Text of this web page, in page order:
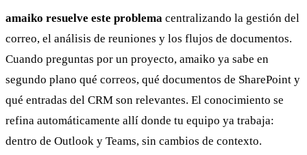
amaiko resuelve este problema centralizando la gestión del
correo, el análisis de reuniones y los flujos de documentos.
Cuando preguntas por un proyecto, amaiko ya sabe en
segundo plano qué correos, qué documentos de SharePoint y
qué entradas del CRM son relevantes. El conocimiento se
refina automáticamente allí donde tu equipo ya trabaja:
dentro de Outlook y Teams, sin cambios de contexto.